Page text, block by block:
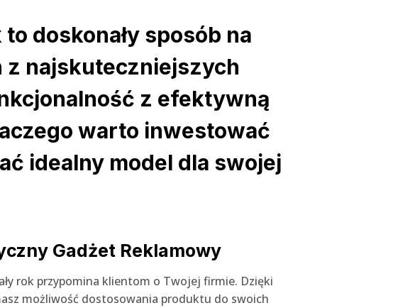
doskonały sposób na
z najskuteczniejszych
z efektywną
warto inwestować
idealny model dla swojej
Gadżet Reklamowy
rok przypomina klientom o Twojej firmie. Dzięki
możliwość dostosowania produktu do swoich